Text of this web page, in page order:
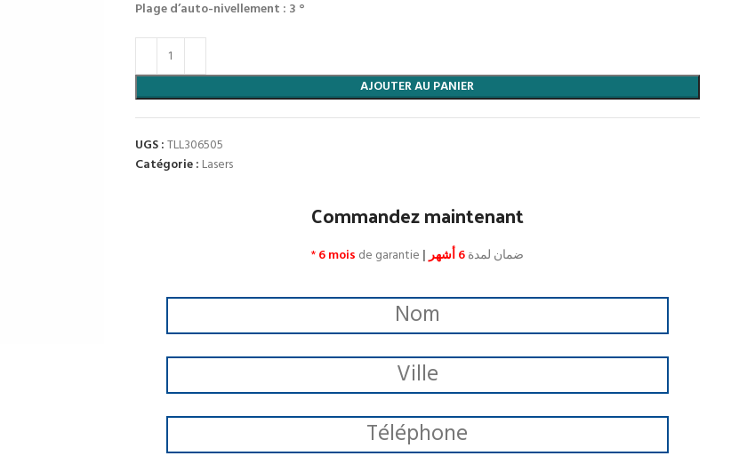
Plage d’auto-nivellement : 3 °
AJOUTER AU PANIER
UGS :TLL306505
Catégorie : Lasers
Commandez maintenant
*6 mois de garantie | ضمان لمدة6 أشهر